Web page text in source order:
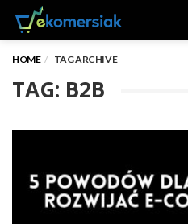
HOME TAG ARCHIVE
TAG: B2B